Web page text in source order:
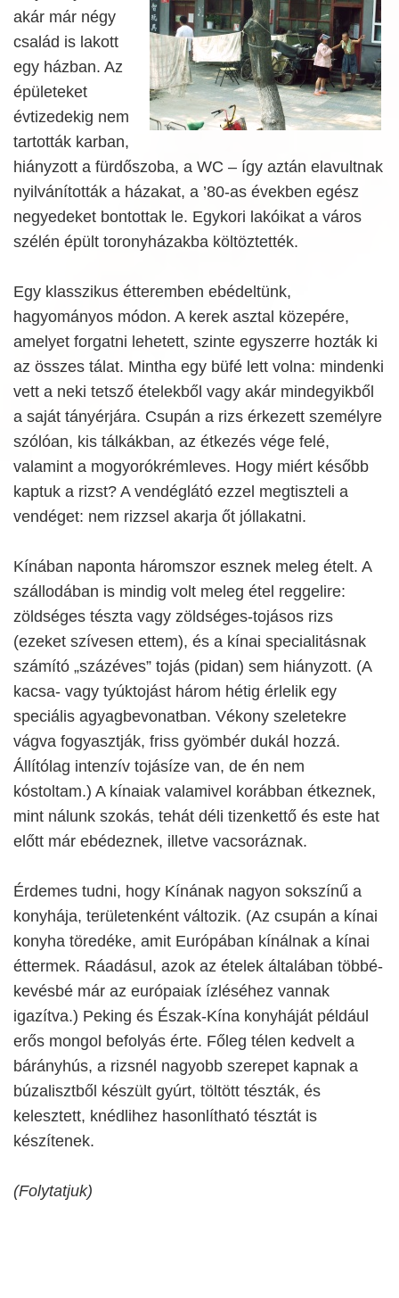
akár már négy
család is lakott
egy házban. Az
épületeket
évtizedekig nem
tartották karban,
hiányzott a fürdőszoba, a WC – így aztán elavultnak
nyilvánították a házakat, a ’80-as években egész
negyedeket bontottak le. Egykori lakóikat a város
szélén épült toronyházakba költöztették.
Egy klasszikus étteremben ebédeltünk,
hagyományos módon. A kerek asztal közepére,
amelyet forgatni lehetett, szinte egyszerre hozták ki
az összes tálat. Mintha egy büfé lett volna: mindenki
vett a neki tetsző ételekből vagy akár mindegyikből
a saját tányérjára. Csupán a rizs érkezett személyre
szólóan, kis tálkákban, az étkezés vége felé,
valamint a mogyorókrémleves. Hogy miért később
kaptuk a rizst? A vendéglátó ezzel megtiszteli a
vendéget: nem rizzsel akarja őt jóllakatni.
Kínában naponta háromszor esznek meleg ételt. A
szállodában is mindig volt meleg étel reggelire:
zöldséges tészta vagy zöldséges-tojásos rizs
(ezeket szívesen ettem), és a kínai specialitásnak
számító „százéves” tojás (pidan) sem hiányzott. (A
kacsa- vagy tyúktojást három hétig érlelik egy
speciális agyagbevonatban. Vékony szeletekre
vágva fogyasztják, friss gyömbér dukál hozzá.
Állítólag intenzív tojásíze van, de én nem
kóstoltam.) A kínaiak valamivel korábban étkeznek,
mint nálunk szokás, tehát déli tizenkettő és este hat
előtt már ebédeznek, illetve vacsoráznak.
Érdemes tudni, hogy Kínának nagyon sokszínű a
konyhája, területenként változik. (Az csupán a kínai
konyha töredéke, amit Európában kínálnak a kínai
éttermek. Ráadásul, azok az ételek általában többé-
kevésbé már az európaiak ízléséhez vannak
igazítva.) Peking és Észak-Kína konyháját például
erős mongol befolyás érte. Főleg télen kedvelt a
bárányhús, a rizsnél nagyobb szerepet kapnak a
búzalisztből készült gyúrt, töltött tészták, és
kelesztett, knédlihez hasonlítható tésztát is
készítenek.
(Folytatjuk)